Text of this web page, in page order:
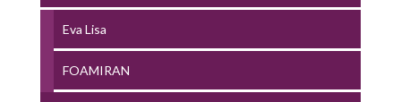
Eva Lisa
FOAMIRAN